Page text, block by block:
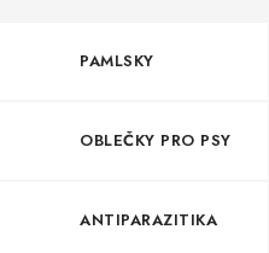
PAMLSKY
OBLEČKY PRO PSY
ANTIPARAZITIKA